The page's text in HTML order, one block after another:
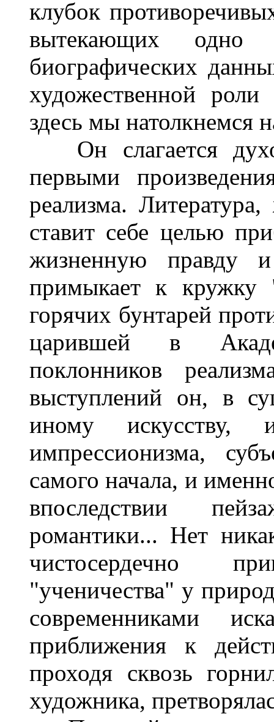
клубок
вытекающих одно
биографических
художественной
здесь мы натолкнемся
Он слагается
первыми
реализма.
ставит себе целью
жизненную правду
примыкает к кружку
горячих бунтарей
царившей в
поклонников
выступлений он, в
иному искусству,
импрессионизма,
самого начала, и
впоследствии
романтики... Нет
чистосердечно
"ученичества" у
современниками
приближения к
проходя сквозь
художника,